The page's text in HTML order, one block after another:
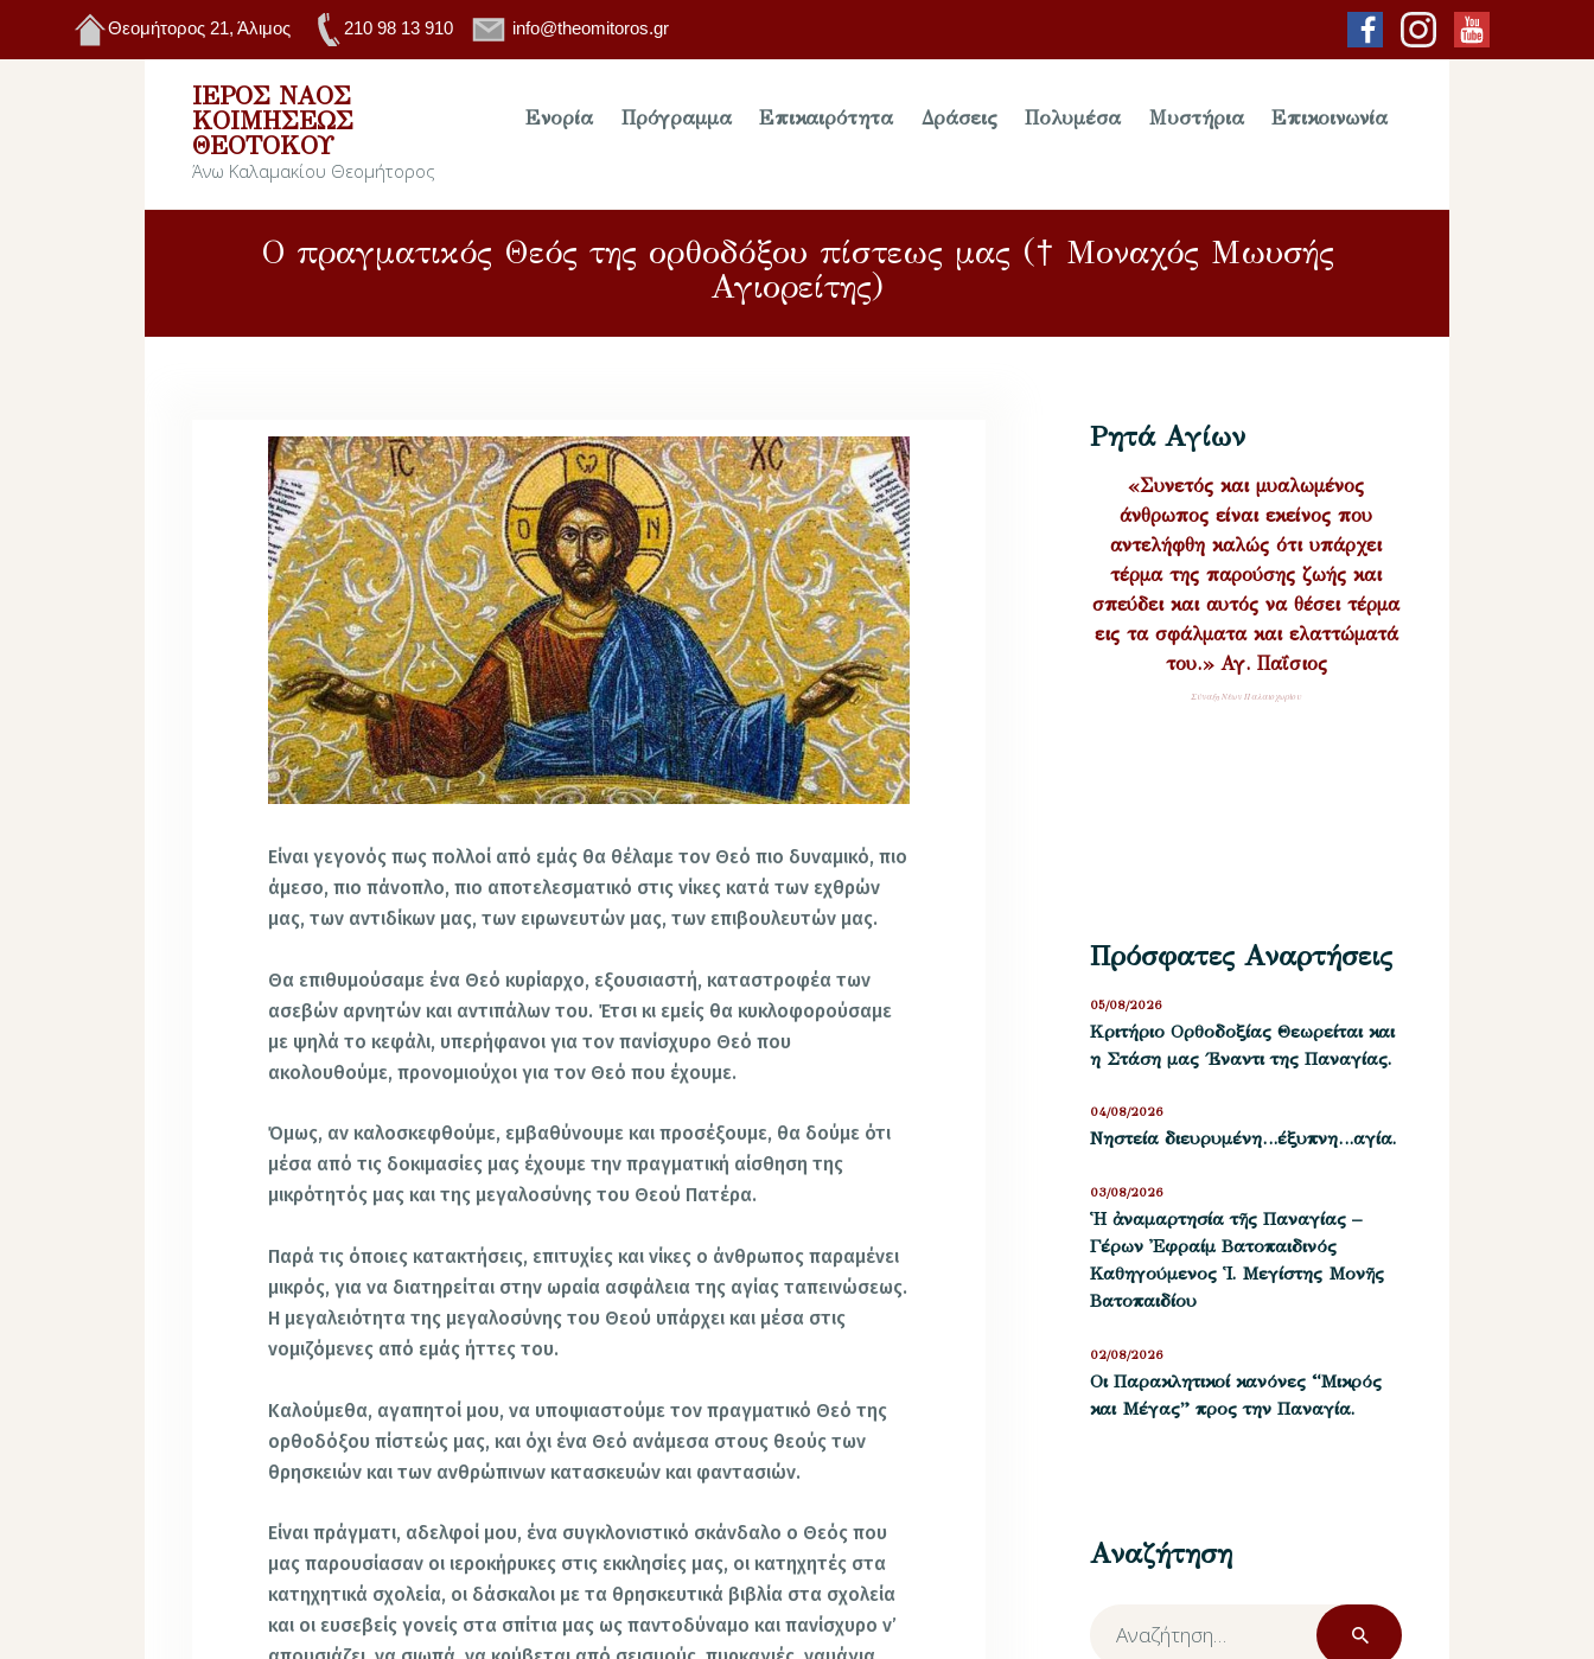
Θεομήτορος 21, Άλιμος 210 98 13 910 info@theomitoros.gr
ΙΕΡΌΣ ΝΑΌΣ
ΚΟΙΜΉΣΕΩΣ
ΘΕΟΤΌΚΟΥ
Άνω Καλαμακίου Θεομήτορος
Ενορία Πρόγραμμα Επικαιρότητα Δράσεις Πολυμέσα Μυστήρια Επικοινωνία
Ο πραγματικός Θεός της ορθοδόξου πίστεως μας († Μοναχός Μωυσής
Αγιορείτης)
Είναι γεγονός πως πολλοί από εμάς θα θέλαμε τον Θεό πιο δυναμικό, πιο
άμεσο, πιο πάνοπλο, πιο αποτελεσματικό στις νίκες κατά των εχθρών
μας, των αντιδίκων μας, των ειρωνευτών μας, των επιβουλευτών μας.
Θα επιθυμούσαμε ένα Θεό κυρίαρχο, εξουσιαστή, καταστροφέα των
ασεβών αρνητών και αντιπάλων του. Έτσι κι εμείς θα κυκλοφορούσαμε
με ψηλά το κεφάλι, υπερήφανοι για τον πανίσχυρο Θεό που
ακολουθούμε, προνομιούχοι για τον Θεό που έχουμε.
Όμως, αν καλοσκεφθούμε, εμβαθύνουμε και προσέξουμε, θα δούμε ότι
μέσα από τις δοκιμασίες μας έχουμε την πραγματική αίσθηση της
μικρότητός μας και της μεγαλοσύνης του Θεού Πατέρα.
Παρά τις όποιες κατακτήσεις, επιτυχίες και νίκες ο άνθρωπος παραμένει
μικρός, για να διατηρείται στην ωραία ασφάλεια της αγίας ταπεινώσεως.
Η μεγαλειότητα της μεγαλοσύνης του Θεού υπάρχει και μέσα στις
νομιζόμενες από εμάς ήττες του.
Καλούμεθα, αγαπητοί μου, να υποψιαστούμε τον πραγματικό Θεό της
ορθοδόξου πίστεώς μας, και όχι ένα Θεό ανάμεσα στους θεούς των
θρησκειών και των ανθρώπινων κατασκευών και φαντασιών.
Είναι πράγματι, αδελφοί μου, ένα συγκλονιστικό σκάνδαλο ο Θεός που
μας παρουσίασαν οι ιεροκήρυκες στις εκκλησίες μας, οι κατηχητές στα
κατηχητικά σχολεία, οι δάσκαλοι με τα θρησκευτικά βιβλία στα σχολεία
και οι ευσεβείς γονείς στα σπίτια μας ως παντοδύναμο και πανίσχυρο ν’
Ρητά Αγίων
«Συνετός και μυαλωμένος
άνθρωπος είναι εκείνος που
αντελήφθη καλώς ότι υπάρχει
τέρμα της παρούσης ζωής και
σπεύδει και αυτός να θέσει τέρμα
εις τα σφάλματα και ελαττώματά
του.» Αγ. Παΐσιος
Σύναξη Νέων Παλαιοχωρίου
Πρόσφατες Αναρτήσεις
Kριτήριο Oρθοδοξίας Θεωρείται και
η Στάση μας ΄Εναντι της Παναγίας.
05/08/2026
Νηστεία διευρυμένη…έξυπνη…αγία.
04/08/2026
Ἡ ἀναμαρτησία τῆς Παναγίας –
Γέρων Ἐφραίμ Βατοπαιδινός
Καθηγούμενος Ἱ. Μεγίστης Μονῆς
Βατοπαιδίου
03/08/2026
Οι Παρακλητικοί κανόνες “Μικρός
και Μέγας” προς την Παναγία.
02/08/2026
Αναζήτηση
Αναζήτηση
για: